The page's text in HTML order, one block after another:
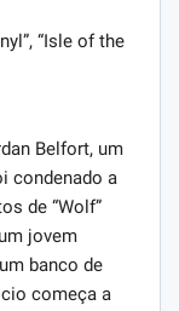
“Isle of the
Belfort, um
condenado a
de “Wolf”
jovem
banco de
começa a